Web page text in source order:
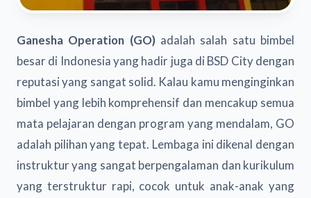
Ganesha Operation (GO) adalah salah satu bimbel
besar di Indonesia yang hadir juga di BSD City dengan
reputasi yang sangat solid. Kalau kamu menginginkan
bimbel yang lebih komprehensif dan mencakup semua
mata pelajaran dengan program yang mendalam, GO
adalah pilihan yang tepat. Lembaga ini dikenal dengan
instruktur yang sangat berpengalaman dan kurikulum
yang terstruktur rapi, cocok untuk anak-anak yang